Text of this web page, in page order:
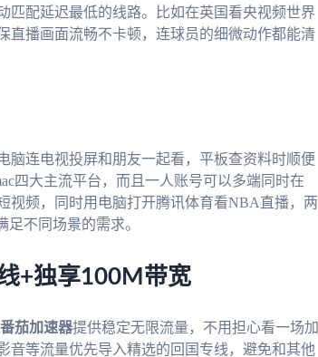
匹配延迟最低的线路。比如在英国看央视频世界
直播画面流畅不卡顿，连球员的细微动作都能清
连电视投屏和朋友一起看，平板查资料时顺便
四大主流平台，而且一人账号可以多端同时在
视频，同时用电脑打开腾讯体育看NBA直播，两
不同场景的需求。
+独享100M带宽
番茄加速器提供稳定无限流量，不用担心看一场加
音等流量优先导入精选的回国专线，避免和其他